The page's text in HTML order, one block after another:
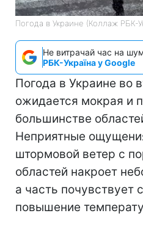
Погода в Украине (Коллаж РБК-
Не витрачай час на
РБК-Україна у Google
Погода в Украине во
ожидается мокрая и
большинстве
Неприятные
штормовой ветер с
областей накроет
а часть почувствует
повышение